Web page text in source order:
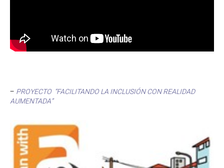
– PROYECTO “FACILITANDO LA INCLUSIÓN CON REALIDAD
AUMENTADA”